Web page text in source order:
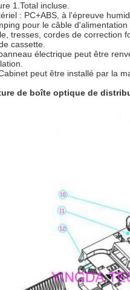
1.Total incluse.
: PC+ABS, à l'épreuve
pour le câble
tresses, cordes de correction
cassette.
électrique peut être
peut être installé par la
de boîte optique de